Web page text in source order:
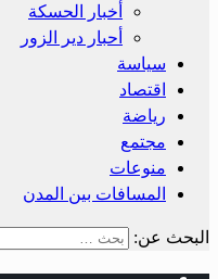
أخبار الحسكة
أحبار دير الزور
سياسة
اقتصاد
رياضة
مجتمع
منوعات
المسافات بين المدن
البحث عن: